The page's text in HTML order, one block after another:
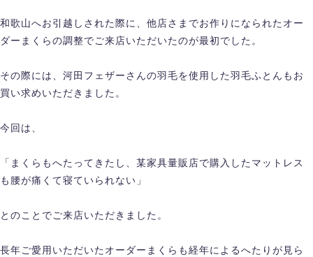
和歌山へお引越しされた際に、他店さまでお作りになられたオー
ダーまくらの調整でご来店いただいたのが最初でした。
その際には、河田フェザーさんの羽毛を使用した羽毛ふとんもお
買い求めいただきました。
今回は、
「まくらもへたってきたし、某家具量販店で購入したマットレス
も腰が痛くて寝ていられない」
とのことでご来店いただきました。
長年ご愛用いただいたオーダーまくらも経年によるへたりが見ら